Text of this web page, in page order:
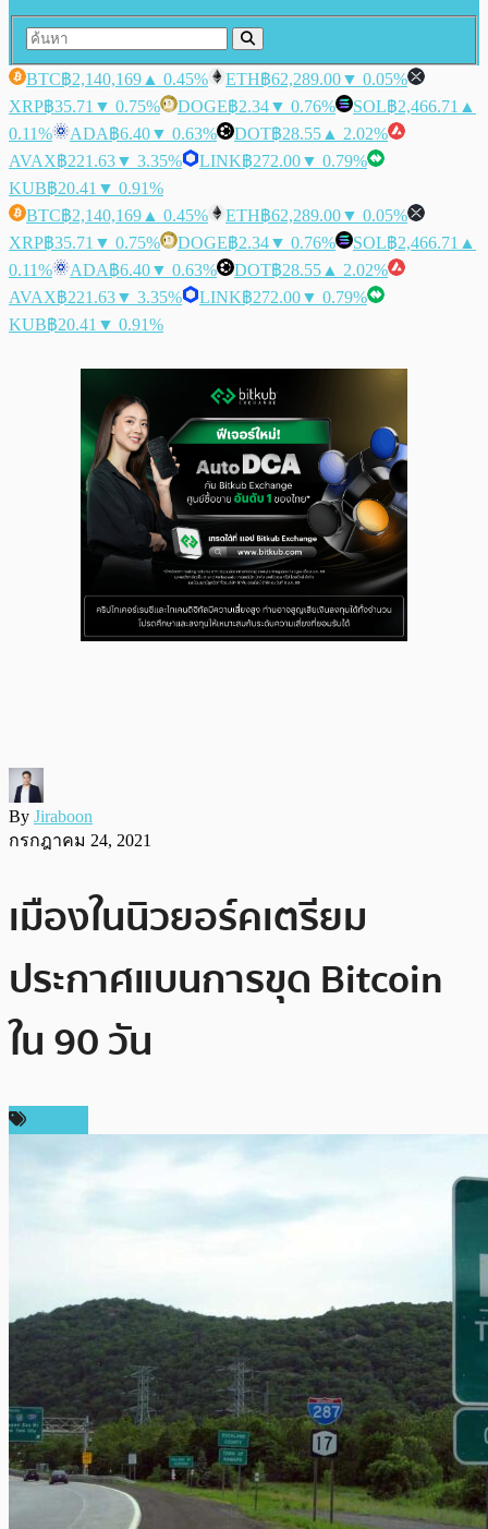
BTC฿2,140,169 ▲ 0.45% ETH฿62,289.00▼ 0.05%
XRP฿35.71 ▼ 0.75% DOGE฿2.34▼ 0.76% SOL฿2,466.71 ▲
0.11%
ADA฿6.40▼ 0.63% DOT฿28.55 ▲ 2.02%
AVAX฿221.63▼ 3.35% LINK฿272.00▼ 0.79%
KUB฿20.41 ▼ 0.91%
BTC฿2,140,169 ▲ 0.45% ETH฿62,289.00▼ 0.05%
XRP฿35.71 ▼ 0.75% DOGE฿2.34▼ 0.76% SOL฿2,466.71 ▲
0.11%
ADA฿6.40▼ 0.63% DOT฿28.55 ▲ 2.02%
AVAX฿221.63▼ 3.35% LINK฿272.00▼ 0.79%
KUB฿20.41 ▼ 0.91%
By Jiraboon
กรกฎาคม 24, 2021
เมืองในนิวยอร์คเตรียม
ประกาศแบนการขุด Bitcoin
ใน 90 วัน